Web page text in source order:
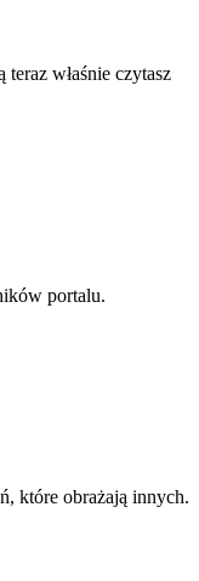
właśnie czytasz
portalu.
które obrażają innych.